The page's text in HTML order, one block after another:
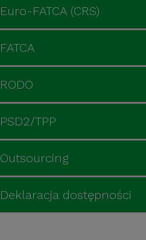
Euro-FATCA (CRS)
FATCA
RODO
PSD2/TPP
Outsourcing
Deklaracja dostępności